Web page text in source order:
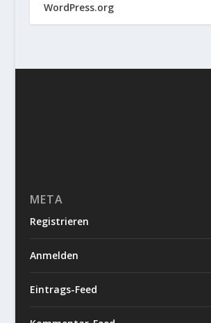
WordPress.org
META
Registrieren
Anmelden
Eintrags-Feed